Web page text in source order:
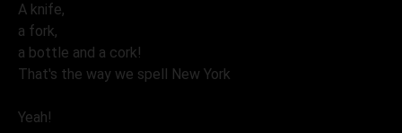
A knife,
a fork,
a bottle and a cork!
That's the way we spell New York
Yeah!